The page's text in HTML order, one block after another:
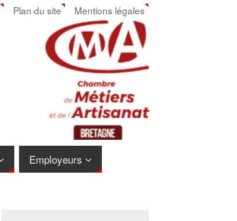
Plan du site Mentions légales
Employeurs